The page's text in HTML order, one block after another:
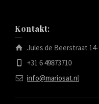
Kontakt:
Jules de Beerstraat 14-
+31 6 49873710
info@mariosat.nl